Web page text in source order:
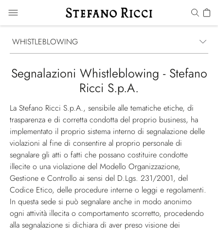
WHISTLEBLOWING
Segnalazioni Whistleblowing - Stefano
Ricci S.p.A.
La Stefano Ricci S.p.A., sensibile alle tematiche etiche, di
trasparenza e di corretta condotta del proprio business, ha
implementato il proprio sistema interno di segnalazione delle
violazioni al fine di consentire al proprio personale di
segnalare gli atti o fatti che possano costituire condotte
illecite o una violazione del Modello Organizzazione,
Gestione e Controllo ai sensi del D.Lgs. 231/2001, del
Codice Etico, delle procedure interne o leggi e regolamenti.
In questa sede si può segnalare anche in modo anonimo
ogni attività illecita o comportamento scorretto, procedendo
alla segnalazione si dichiara di aver preso visione dei